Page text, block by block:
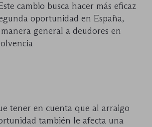
cambio busca hacer más eficaz
oportunidad en España,
general a deudores en
tener en cuenta que al arraigo
también le afecta una